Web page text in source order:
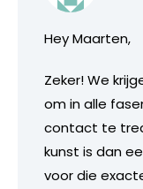
Hey Maarten,
Zeker! We
om in alle
contact te
kunst is dan
voor die